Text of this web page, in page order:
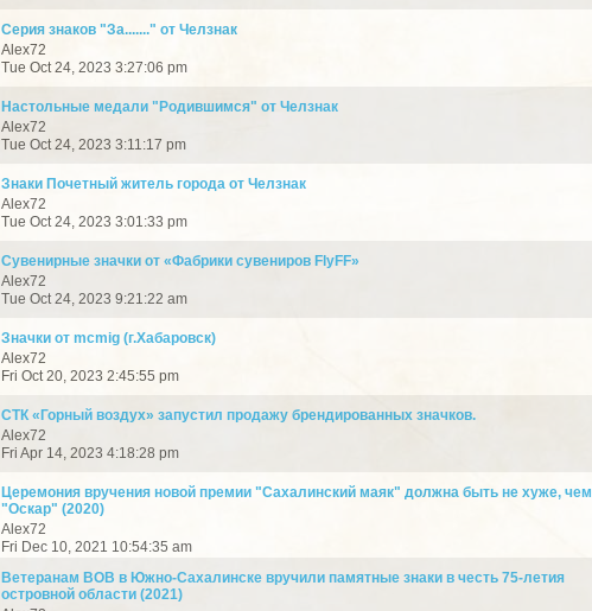
Серия знаков "За......." от Челзнак
Alex72
Tue Oct 24, 2023 3:27:06 pm
Настольные медали "Родившимся" от Челзнак
Alex72
Tue Oct 24, 2023 3:11:17 pm
Знаки Почетный житель города от Челзнак
Alex72
Tue Oct 24, 2023 3:01:33 pm
Сувенирные значки от «Фабрики сувениров FlyFF»
Alex72
Tue Oct 24, 2023 9:21:22 am
Значки от mcmig (г.Хабаровск)
Alex72
Fri Oct 20, 2023 2:45:55 pm
СТК «Горный воздух» запустил продажу брендированных значков.
Alex72
Fri Apr 14, 2023 4:18:28 pm
Церемония вручения новой премии "Сахалинский маяк" должна быть не хуже, чем
"Оскар" (2020)
Alex72
Fri Dec 10, 2021 10:54:35 am
Ветеранам ВОВ в Южно-Сахалинске вручили памятные знаки в честь 75-летия
островной области (2021)